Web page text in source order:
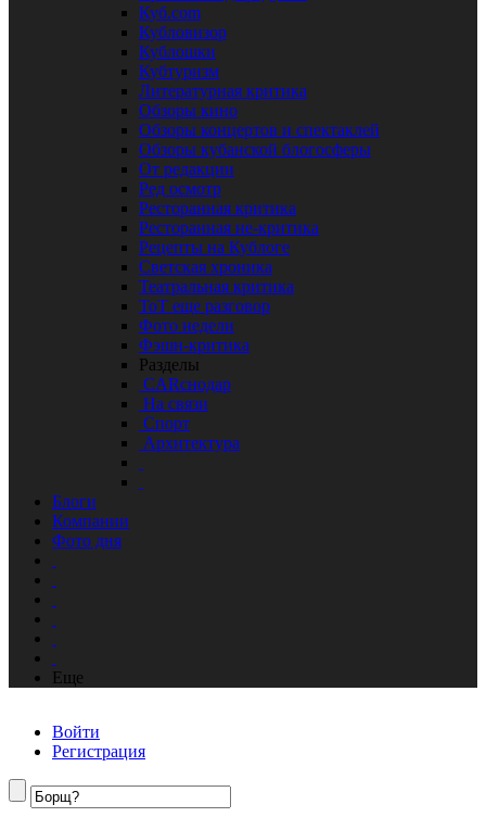
Куб.com
Кубловизор
Кублошки
Кубтуризм
Литературная критика
Обзоры кино
Обзоры концертов и спектаклей
Обзоры кубанской блогосферы
От редакции
Ред осмотр
Ресторанная критика
Ресторанная не-критика
Рецепты на Кублоге
Светская хроника
Театральная критика
ТоТ еще разговор
Фото недели
Фэшн-критика
Разделы
CARснодар
На связи
Спорт
Архитектура
Блоги
Компании
Фото дня
Еще
Войти
Регистрация